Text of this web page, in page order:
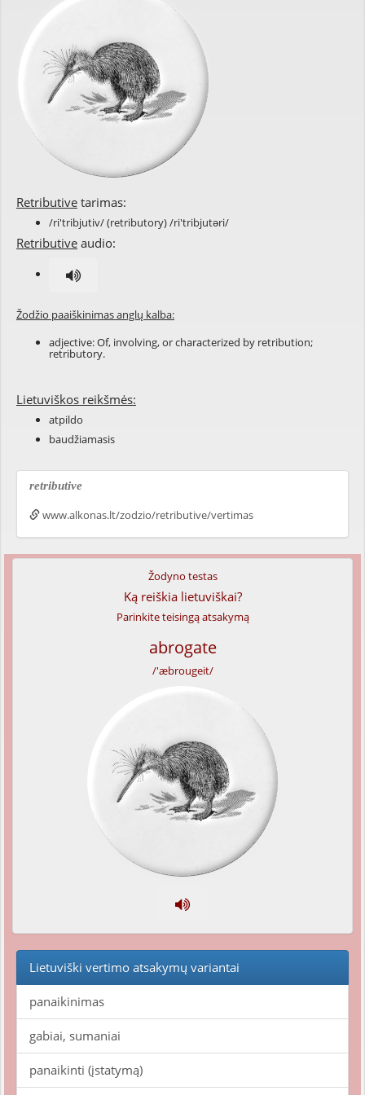
Retributive tarimas:
/ri'tribjutiv/ (retributory) /ri'tribjutəri/
Retributive audio:
Žodžio paaiškinimas anglų kalba:
adjective: Of, involving, or characterized by retribution;
retributory.
Lietuviškos reikšmės:
atpildo
baudžiamasis
retributive
www.alkonas.lt/zodzio/retributive/vertimas
Žodyno testas
Ką reiškia lietuviškai?
Parinkite teisingą atsakymą
abrogate
/'æbrougeit/
Lietuviški vertimo atsakymų variantai
panaikinimas
gabiai, sumaniai
panaikinti (įstatymą)